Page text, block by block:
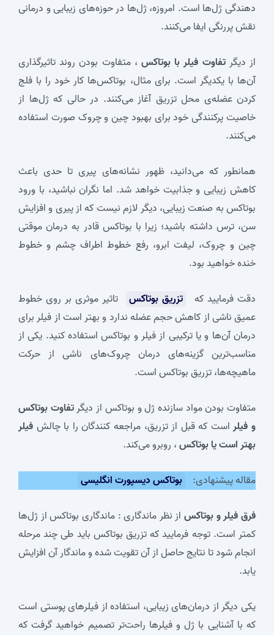
دهندگی ژل‌ها است. امروزه، ژل‌ها در حوزه‌های زیبایی و درمانی
نقش پررنگی ایفا می‌کنند.
از دیگرتفاوت فیلر با بوتاکس ، متفاوت بودن روند تاثیرگذاری
آن‌ها با یکدیگر است. برای مثال، بوتاکس‌ها کار خود را با فلج
کردن عضله‌ی محل تزریق آغاز می‌کنند. در حالی که ژل‌ها از
خاصیت پرکنندگی خود برای بهبود چین‌ و چروک صورت استفاده
می‌کنند.
همانطور که می‌دانید، ظهور نشانه‌های پیری تا حدی باعث
کاهش زیبایی و جذابیت خواهد شد. اما نگران نباشید، با ورود
بوتاکس به صنعت زیبایی، دیگر لازم نیست که از پیری و افزایش
سن، ترس داشته باشید؛ زیرا با بوتاکس قادر به درمان موقتی
چین و چروک، لیفت ابرو، رفع خطوط اطراف چشم و خطوط
خنده خواهید بود.
دقت فرمایید که تزریق بوتاکس
تاثیر موثری بر روی خطوط
عمیق ناشی از کاهش حجم عضله ندارد و بهتر است از فیلر برای
درمان آن‌ها و یا ترکیبی از فیلر و بوتاکس استفاده کنید. یکی از
مناسب‌ترین گزینه‌های درمان چروک‌های ناشی از حرکت
ماهیچه‌ها، تزریق بوتاکس است.
متفاوت بودن مواد سازنده ژل و بوتاکس از دیگرتفاوت بوتاکس
و فیلراست که قبل از تزریق، مراجعه کنندگان را با چالش فیلر
بهتر است یا بوتاکس، روبرو می‌کند.
مقاله پیشنهادی: بوتاکس دیسپورت انگلیسی
فرق فیلر و بوتاکساز نظر ماندگاری : ماندگاری بوتاکس از ژل‌ها
کمتر است. توجه فرمایید که تزریق بوتاکس باید طی چند مرحله
انجام شود تا نتایج حاصل از آن تقویت شده و ماندگار آن افزایش
یابد.
یکی دیگر از درمان‌های زیبایی، استفاده از فیلرهای پوستی است
که با آشنایی با ژل و فیلرها راحت‌تر تصمیم خواهید گرفت که